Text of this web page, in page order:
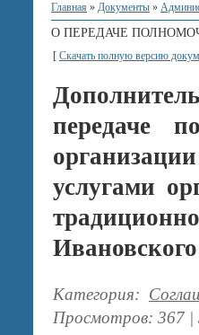
Главная » Документы »
О ПЕРЕДАЧЕ
[ Скачать полную версию
передаче
услугами
Ивановского
Категория:
Просмотров: 367 |